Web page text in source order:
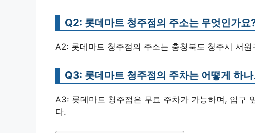
Q2: 롯데마트 청주점의 주소는 무엇인가요
A2: 롯데마트 청주점의 주소는 충청북도 청주시 서
Q3: 롯데마트 청주점의 주차는 어떻게 하
A3: 롯데마트 청주점은 무료 주차가 가능하며, 입구
다.